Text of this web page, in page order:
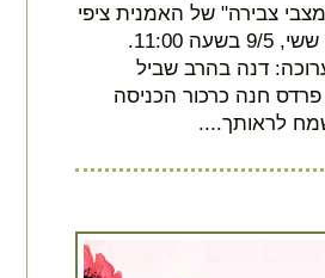
צבירה" של האמנית ציפי
קליינר ביום ששי, 9/5 בשעה 11:00.
דנה בהרב שביל
2, פרדס חנה כרכור הכניסה
לראותך....